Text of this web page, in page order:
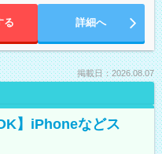
る 詳細へ
掲載日：2026.08.07
】iPhoneなどス